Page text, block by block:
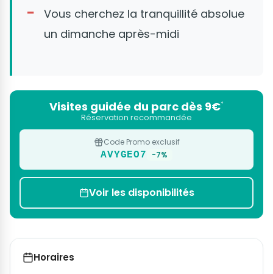
Vous cherchez la tranquillité absolue
un dimanche après-midi
Visites guidée du parc dès 9€*
Réservation recommandée
Code Promo exclusif
AVYGEO7 -7%
Voir les disponibilités
Horaires